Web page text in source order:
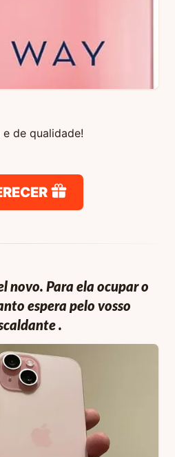
de qualidade!
novo. Para ela ocupar o
espera pelo vosso
.